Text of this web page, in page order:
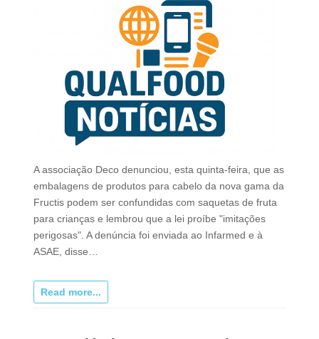
A associação Deco denunciou, esta quinta-feira, que as
embalagens de produtos para cabelo da nova gama da
Fructis podem ser confundidas com saquetas de fruta
para crianças e lembrou que a lei proíbe "imitações
perigosas". A denúncia foi enviada ao Infarmed e à
ASAE, disse…
Read more...